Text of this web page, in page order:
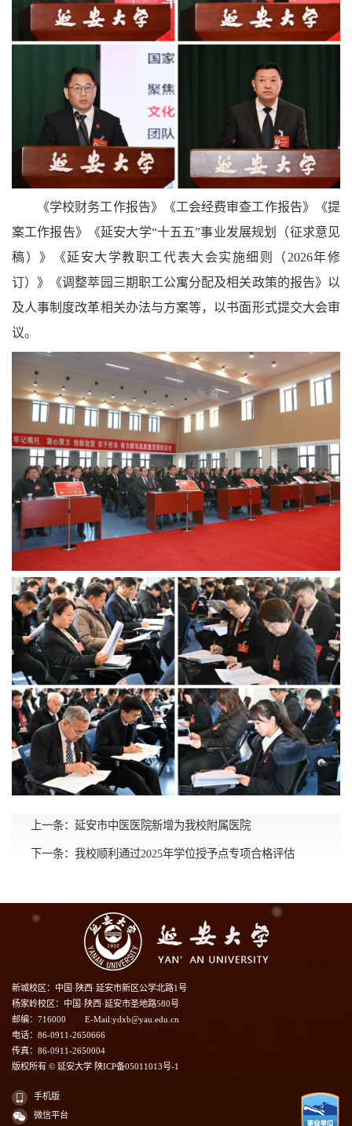
《学校财务工作报告》《工会经费审查工作报告》《提
案工作报告》《延安大学“十五五”事业发展规划（征求意见
稿）》《延安大学教职工代表大会实施细则（ 2026年修
订）》《调整萃园三期职工公寓分配及相关政策的报告》以
及人事制度改革相关办法与方案等，以书面形式提交大会审
议。
上一条： 延安市中医医院新增为我校附属医院
下一条： 我校顺利通过2025年学位授予点专项合格评估
新城校区：中国·陕西·延安市新区公学北路1号
杨家岭校区：中国·陕西·延安市圣地路580号
邮编：716000
E-Mail:ydxb@yau.edu.cn
电话：86-0911-2650666
传真：86-0911-2650004
版权所有 © 延安大学 陕ICP备05011013号-1
手机版
微信平台